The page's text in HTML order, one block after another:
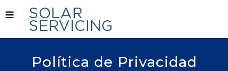
to
Política de Privacidad